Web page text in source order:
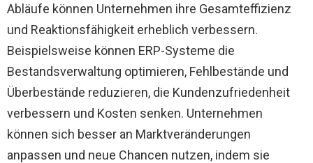
Abläufe können Unternehmen ihre Gesamteffizienz
und Reaktionsfähigkeit erheblich verbessern.
Beispielsweise können ERP-Systeme die
Bestandsverwaltung optimieren, Fehlbestände und
Überbestände reduzieren, die Kundenzufriedenheit
verbessern und Kosten senken. Unternehmen
können sich besser an Marktveränderungen
anpassen und neue Chancen nutzen, indem sie